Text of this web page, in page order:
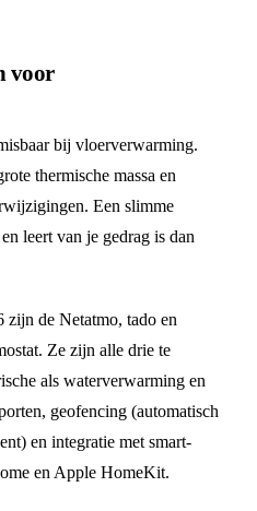
voor
bij vloerverwarming.
thermische massa en
Een slimme
leert van je gedrag is dan
zijn de Netatmo, tado en
Ze zijn alle drie te
als waterverwarming en
geofencing (automatisch
en integratie met smart-
en Apple HomeKit.